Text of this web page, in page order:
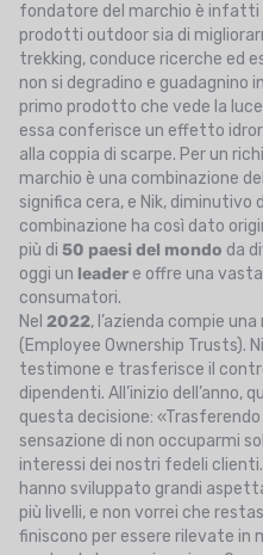
fondatore del marchio è infatti
prodotti outdoor sia di
trekking, conduce ricerche ed
non si degradino e guadagnino
primo prodotto che vede la
essa conferisce un effetto
alla coppia di scarpe. Per un
marchio è una combinazione
significa cera, e Nik, diminutivo
combinazione ha così dato
più di 50 paesi del mondo da
oggi un leader e offre una
consumatori.
Nel 2022, l’azienda compie
(Employee Ownership Trusts).
testimone e trasferisce il
dipendenti. All’inizio dell’anno,
questa decisione: «Trasferendo
sensazione di non occuparmi
interessi dei nostri fedeli
hanno sviluppato grandi
più livelli, e non vorrei che
finiscono per essere rilevate in